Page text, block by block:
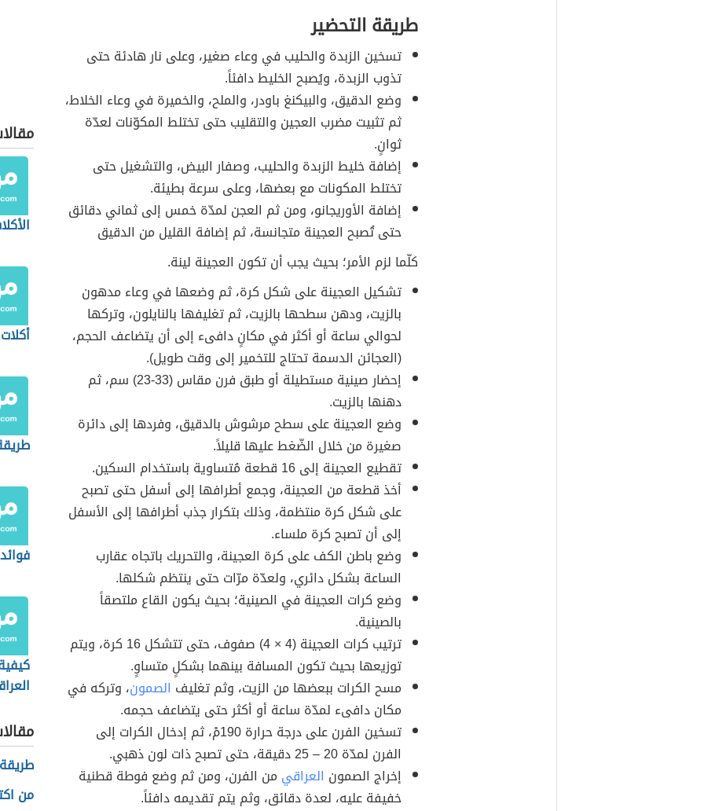
طريقة التحضير
تسخين الزبدة والحليب في وعاء صغير، وعلى نار هادئة حتى
تذوب الزبدة، ويُصبح الخليط دافئاً.
وضع الدقيق، والبيكنغ باودر، والملح، والخميرة في وعاء الخلاط،
ثم تثبيت مضرب العجين والتقليب حتى تختلط المكوّنات لعدّة
ثوانٍ.
إضافة خليط الزبدة والحليب، وصفار البيض، والتشغيل حتى
تختلط المكونات مع بعضها، وعلى سرعة بطيئة.
إضافة الأوريجانو، ومن ثم العجن لمدّة خمس إلى ثماني دقائق
حتى تُصبح العجينة متجانسة، ثم إضافة القليل من الدقيق
كلّما لزم الأمر؛ بحيث يجب أن تكون العجينة لينة.
تشكيل العجينة على شكل كرة، ثم وضعها في وعاء مدهون
بالزيت، ودهن سطحها بالزيت، ثم تغليفها بالنايلون، وتركها
لحوالي ساعة أو أكثر في مكانٍ دافىء إلى أن يتضاعف الحجم،
(العجائن الدسمة تحتاج للتخمير إلى وقت طويل).
إحضار صينية مستطيلة أو طبق فرن مقاس (33-23) سم، ثم
دهنها بالزيت.
وضع العجينة على سطح مرشوش بالدقيق، وفردها إلى دائرة
صغيرة من خلال الضّغط عليها قليلاً.
تقطيع العجينة إلى 16 قطعة مُتساوية باستخدام السكين.
أخذ قطعة من العجينة، وجمع أطرافها إلى أسفل حتى تصبح
على شكل كرة منتظمة، وذلك بتكرار جذب أطرافها إلى الأسفل
إلى أن تصبح كرة ملساء.
وضع باطن الكف على كرة العجينة، والتحريك باتجاه عقارب
الساعة بشكل دائري، ولعدّة مرّات حتى ينتظم شكلها.
وضع كرات العجينة في الصينية؛ بحيث يكون القاع ملتصقاً
بالصينية.
ترتيب كرات العجينة (4 × 4) صفوف، حتى تتشكل 16 كرة، ويتم
توزيعها بحيث تكون المسافة بينهما بشكلٍ متساوٍ.
مسح الكرات ببعضها من الزيت، وثم تغليف الصمون، وتركه في
مكان دافىء لمدّة ساعة أو أكثر حتى يتضاعف حجمه.
تسخين الفرن على درجة حرارة 190مْ، ثم إدخال الكرات إلى
الفرن لمدّة 20 – 25 دقيقة، حتى تصبح ذات لون ذهبي.
إخراج الصمون العراقي من الفرن، ومن ثم وضع فوطة قطنية
خفيفة عليه، لعدة دقائق، وثم يتم تقديمه دافئاً.
من